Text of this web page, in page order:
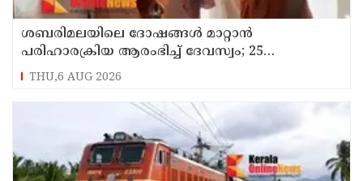
ശബരിമലയിലെ ദോഷങ്ങൾ മാറ്റാൻ
പരിഹാരക്രിയ ആരംഭിച്ച് ദേവസ്വം; 25
ക്ഷേത്രങ്ങളിൽ പ്രത്യേക പൂജ
THU,6 AUG 2026